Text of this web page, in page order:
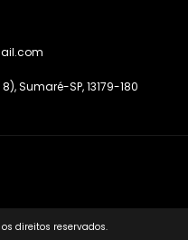
Sumaré-SP, 13179-180
direitos reservados.